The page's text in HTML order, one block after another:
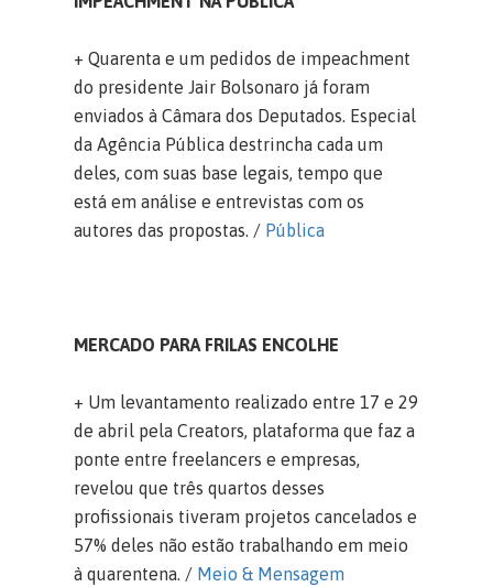
+ Quarenta e um pedidos de impeachment
do presidente Jair Bolsonaro já foram
enviados à Câmara dos Deputados. Especial
da Agência Pública destrincha cada um
deles, com suas base legais, tempo que
está em análise e entrevistas com os
autores das propostas. / Pública
MERCADO PARA FRILAS ENCOLHE
+ Um levantamento realizado entre 17 e 29
de abril pela Creators, plataforma que faz a
ponte entre freelancers e empresas,
revelou que três quartos desses
profissionais tiveram projetos cancelados e
57% deles não estão trabalhando em meio
à quarentena. / Meio & Mensagem